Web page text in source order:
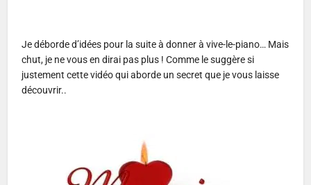
Je déborde d’idées pour la suite à donner à vive-le-piano… Mais
chut, je ne vous en dirai pas plus ! Comme le suggère si
justement cette vidéo qui aborde un secret que je vous laisse
découvrir..